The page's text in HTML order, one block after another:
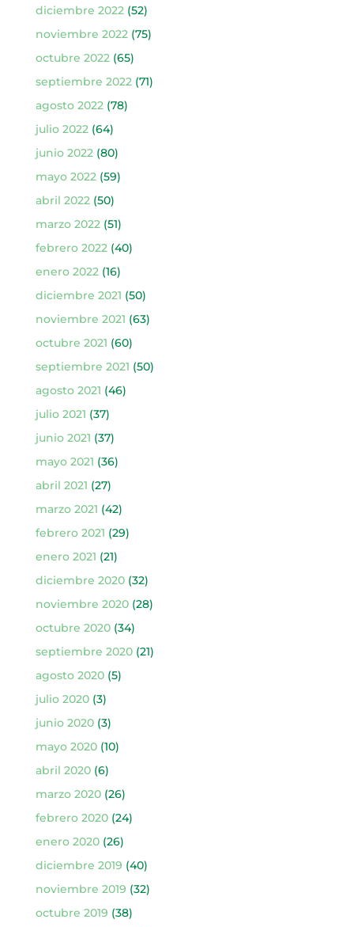
diciembre 2022 (52)
noviembre 2022 (75)
octubre 2022 (65)
septiembre 2022 (71)
agosto 2022 (78)
julio 2022 (64)
junio 2022 (80)
mayo 2022 (59)
abril 2022 (50)
marzo 2022 (51)
febrero 2022 (40)
enero 2022 (16)
diciembre 2021 (50)
noviembre 2021 (63)
octubre 2021 (60)
septiembre 2021 (50)
agosto 2021 (46)
julio 2021 (37)
junio 2021 (37)
mayo 2021 (36)
abril 2021 (27)
marzo 2021 (42)
febrero 2021 (29)
enero 2021 (21)
diciembre 2020(32)
noviembre 2020(28)
octubre 2020(34)
septiembre 2020(21)
agosto 2020(5)
julio 2020(3)
junio 2020(3)
mayo 2020(10)
abril 2020(6)
marzo 2020(26)
febrero 2020(24)
enero 2020(26)
diciembre 2019 (40)
noviembre 2019 (32)
octubre 2019 (38)